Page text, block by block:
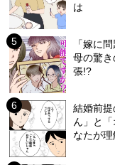
は
「嫁に
母の驚
張!?
結婚前
ん」と
なたが理